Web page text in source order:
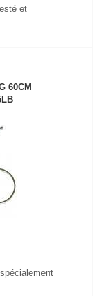
et
60CM